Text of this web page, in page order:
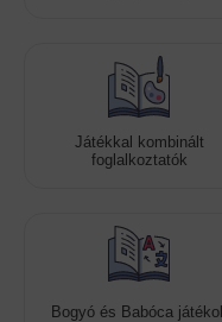
Játékkal kombinált
foglalkoztatók
Bogyó és Babóca